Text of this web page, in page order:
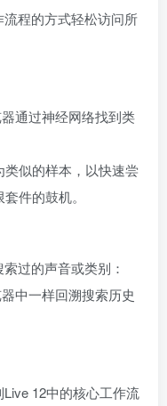
程的方式轻松访问所
通过神经网络找到类
似的样本，以快速尝
件的鼓机。
过的声音或类别：
中一样回溯搜索历史
12中的核心工作流